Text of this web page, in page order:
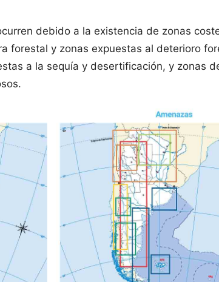
debido a la existencia de zonas
forestal y zonas expuestas al deterioro
a la sequía y desertificación, y zonas